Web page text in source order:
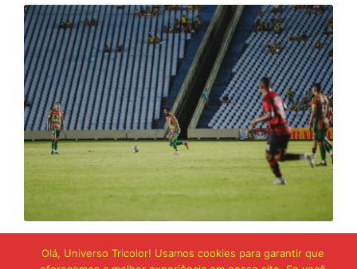
21 de junho de 2026
Sampaio é superado pelo Trem no Castelão
Olá, Universo Tricolor! Usamos cookies para garantir que